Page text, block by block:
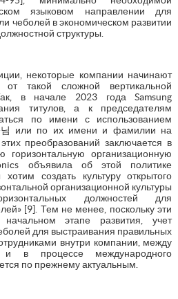
языковом направлении для
чеболей в экономическом развитии
структуры.
некоторые компании начинают
от такой сложной вертикальной
в начале 2023 года Samsung
титулов, а к председателям
по имени с использованием
-님 или по их имени и фамилии на
преобразований заключается в
горизонтальную организационную
объявила об этой политике
создать культуру открытого
организационной культуры
должностей для
[9]. Тем не менее, поскольку эти
этапе развития, учет
для выстраивания правильных
внутри компании, между
и в процессе международного
по прежнему актуальным.